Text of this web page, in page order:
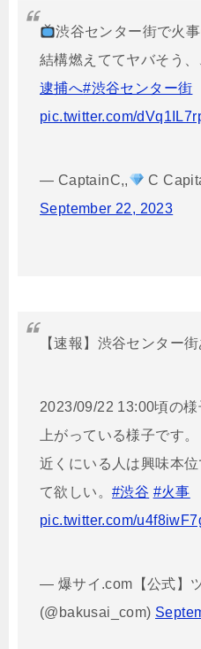
渋谷センター街で火事
結構燃えててヤバそう、
逮捕へ#渋谷センター街
pic.twitter.com/
— CaptainC,,
C
September 22, 2023
【速報】渋谷センター
2023/09/22 13:00頃の
上がっている様子です。
近くにいる人は興味本
て欲しい。 #渋谷 #火事
pic.twitter.com/
— 爆サイ.com【公式】
(@bakusai_com)